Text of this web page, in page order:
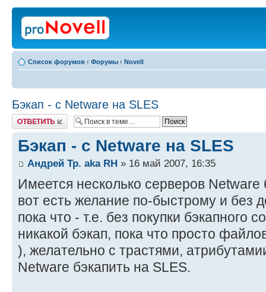
Список форумов ‹ Форумы ‹ Novell
Бэкап - с Netware на SLES
Ответить
Бэкап - с Netware на SLES
Андрей Тр. aka RH » 16 май 2007, 16:35
Имеется несколько серверов
вот есть желание по-быстрому и без
пока что - т.е. без покупки бэкапного
никакой бэкап, пока что просто
), желательно с трастями,
Netware бэкапить на SLES.